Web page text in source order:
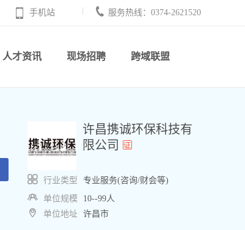
手机站 服务热线：0374-2621520
人才资讯 现场招聘 跨域联盟
许昌携诚环保科技有
限公司
行业类型
专业服务(咨询/财会等)
单位规模
10--99人
单位地址 许昌市